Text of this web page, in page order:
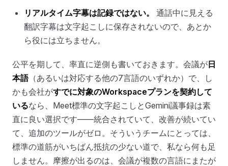
リアルタイム字幕は記録ではない。
通話中に見える
翻訳字幕は文字起こしに保存されないので、あとか
ら役には立ちません。
公平を期して、率直に逆側も書いておきます。会議が日
本語（あるいは対応する他の7言語のいずれか）で、し
かも会社がすでに対象のWorkspaceプランを契約して
いるなら、Meet標準の文字起こしとGemini議事録は素
直に良い選択です——統合されていて、改善が続いてい
て、追加のツールがゼロ。そういうチームにとっては、
標準の道筋がいちばん抵抗の少ない道で、私なら何も足
しません。摩擦が出るのは、会議が複数の言語にまたが